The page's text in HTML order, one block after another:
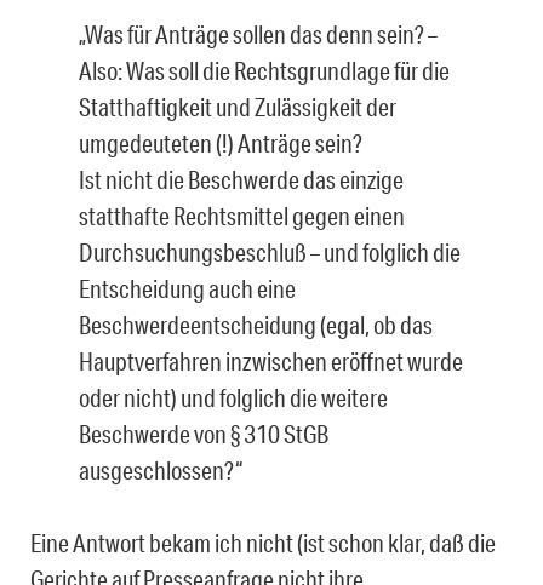
„Was für Anträge sollen das denn sein? –
Also: Was soll die Rechtsgrundlage für die
Statthaftigkeit und Zulässigkeit der
umgedeuteten (!) Anträge sein?
Ist nicht die Beschwerde das einzige
statthafte Rechtsmittel gegen einen
Durchsu­chungsbeschluß – und folglich die
Entscheidung auch eine
Beschwerdeentschei­dung (egal, ob das
Hauptverfahren inzwischen eröffnet wurde
oder nicht) und folg­lich die weitere
Beschwerde von § 310 StGB
ausgeschlossen?“
Eine Antwort bekam ich nicht (ist schon klar, daß die